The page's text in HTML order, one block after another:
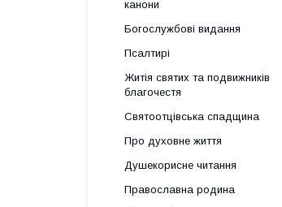
канони
Богослужбові видання
Псалтирі
Житія святих та подвижників
благочестя
Святоотцівська спадщина
Про духовне життя
Душекорисне читання
Православна родина